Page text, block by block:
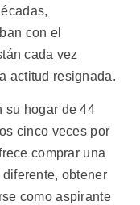
con el
cada vez
actitud resignada.
su hogar de 44
cinco veces por
comprar una
obtener
como aspirante